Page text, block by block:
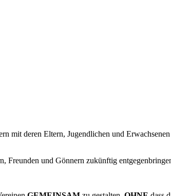
mit deren Eltern, Jugendlichen und
Freunden und Gönnern zukünftig